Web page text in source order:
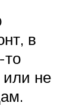
в
то
не